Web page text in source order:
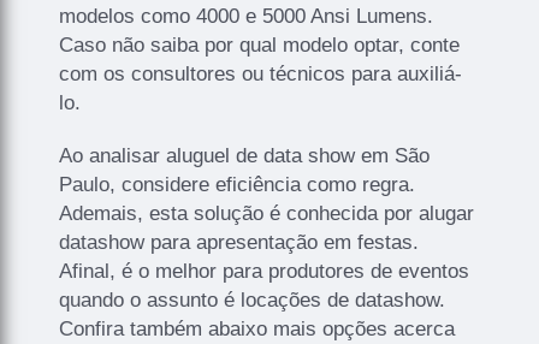
modelos como 4000 e 5000 Ansi Lumens.
Caso não saiba por qual modelo optar, conte
com os consultores ou técnicos para auxiliá-
lo.
Ao analisar aluguel de data show em São
Paulo, considere eficiência como regra.
Ademais, esta solução é conhecida por alugar
datashow para apresentação em festas.
Afinal, é o melhor para produtores de eventos
quando o assunto é locações de datashow.
Confira também abaixo mais opções acerca